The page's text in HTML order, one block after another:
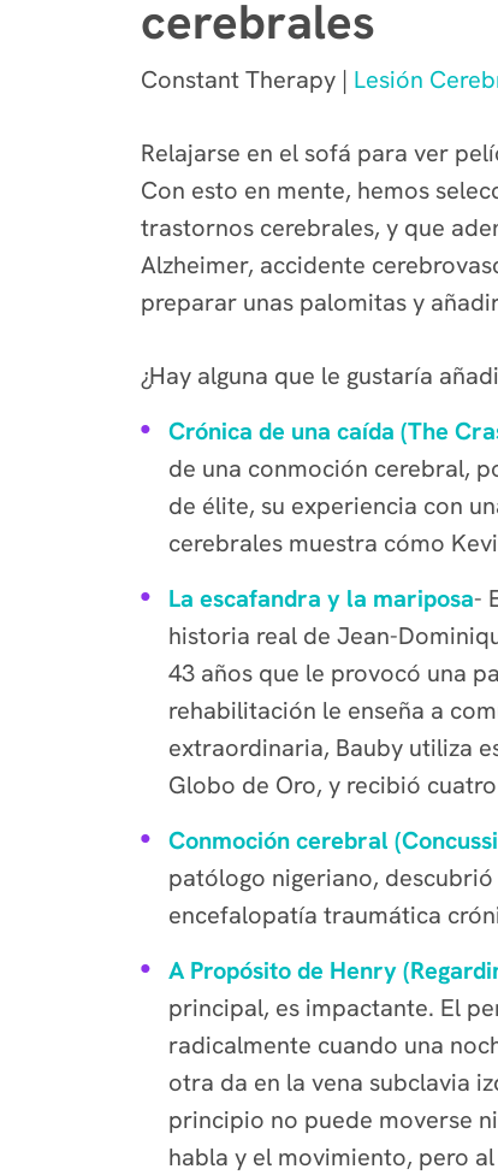
cerebrales
Constant Therapy | Lesión
Relajarse en el sofá para ver
Con esto en mente, hemos
trastornos cerebrales, y que
Alzheimer, accidente
preparar unas palomitas y
¿Hay alguna que le gustaría
Crónica de una caída (The
de una conmoción cerebral,
de élite, su experiencia con
cerebrales muestra cómo
La escafandra y la mariposa-
historia real de Jean-
43 años que le provocó una
rehabilitación le enseña a
extraordinaria, Bauby utiliza
Globo de Oro, y recibió
Conmoción cerebral
patólogo nigeriano,
encefalopatía traumática
A Propósito de Henry
principal, es impactante. El
radicalmente cuando una
otra da en la vena subclavia
principio no puede moverse
habla y el movimiento, pero